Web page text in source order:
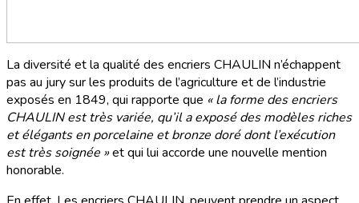
La diversité et la qualité des encriers CHAULIN n’échappent
pas au jury sur les produits de l’agriculture et de l’industrie
exposés en 1849, qui rapporte que « la forme des encriers
CHAULIN est très variée, qu’il a exposé des modèles riches
et élégants en porcelaine et bronze doré dont l’exécution
est très soignée »et qui lui accorde une nouvelle mention
honorable.